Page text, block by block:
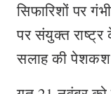
सिफारिशों पर
पर संयुक्त राष्ट्र
सलाह की पेशकश